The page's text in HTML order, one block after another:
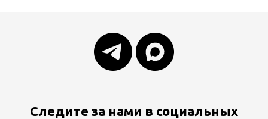
Следите за нами в социальных